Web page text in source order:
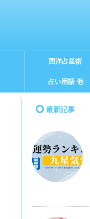
西洋占星術
占い用語 他
最新記事